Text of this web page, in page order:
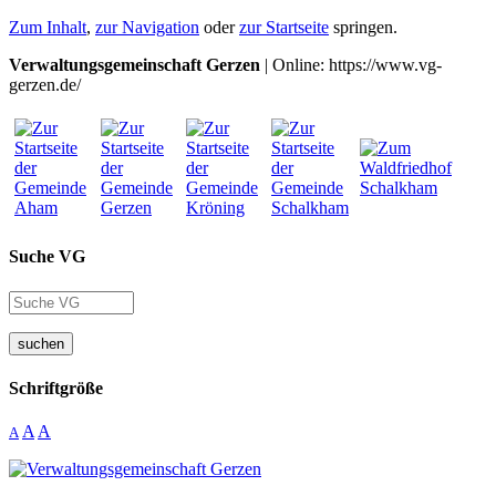
Zum Inhalt, zur Navigation oderzur Startseite springen.
Verwaltungsgemeinschaft Gerzen | Online: https://www.vg-
gerzen.de/
Suche VG
suchen
Schriftgröße
A A A